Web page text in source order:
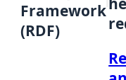
Framework
(RDF)